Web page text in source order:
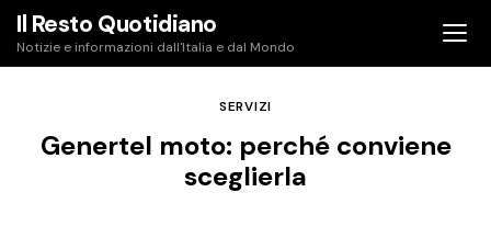
Skip
content
Il Resto Quotidiano
Notizie e informazioni dall'Italia e dal Mondo
SERVIZI
Genertel moto: perché conviene
sceglierla